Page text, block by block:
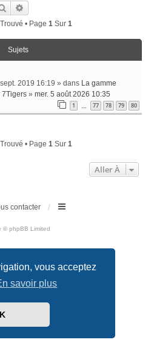
vous acceptez
savoir plus
Rechercher
• Page 1Sur 1
Sujets
2019 16:19 » dans La gamme
7Tigers » mer. 5 août 2026 10:35
1 77 78 79 80
• Page 1Sur 1
Aller À
contacter
© phpBB Limited
& v12mike